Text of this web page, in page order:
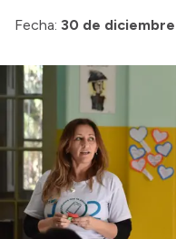
Login
Fecha: 30 de